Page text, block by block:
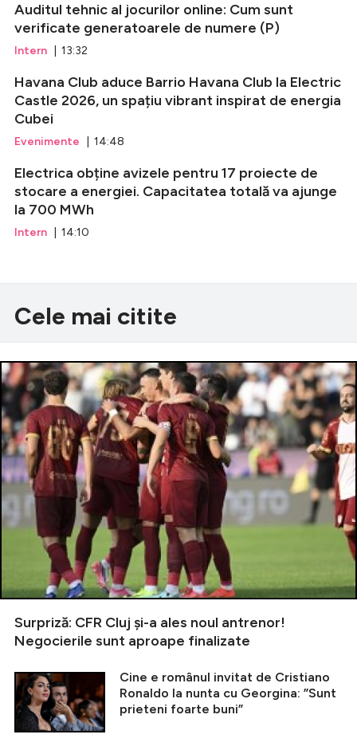
Auditul tehnic al jocurilor online: Cum sunt
verificate generatoarele de numere (P)
Intern | 13:32
Havana Club aduce Barrio Havana Club la Electric
Castle 2026, un spațiu vibrant inspirat de energia
Cubei
Evenimente | 14:48
Electrica obține avizele pentru 17 proiecte de
stocare a energiei. Capacitatea totală va ajunge
la 700 MWh
Intern | 14:10
Cele mai citite
Surpriză: CFR Cluj și-a ales noul antrenor!
Negocierile sunt aproape finalizate
Cine e românul invitat de Cristiano
Ronaldo la nunta cu Georgina: ”Sunt
prieteni foarte buni”